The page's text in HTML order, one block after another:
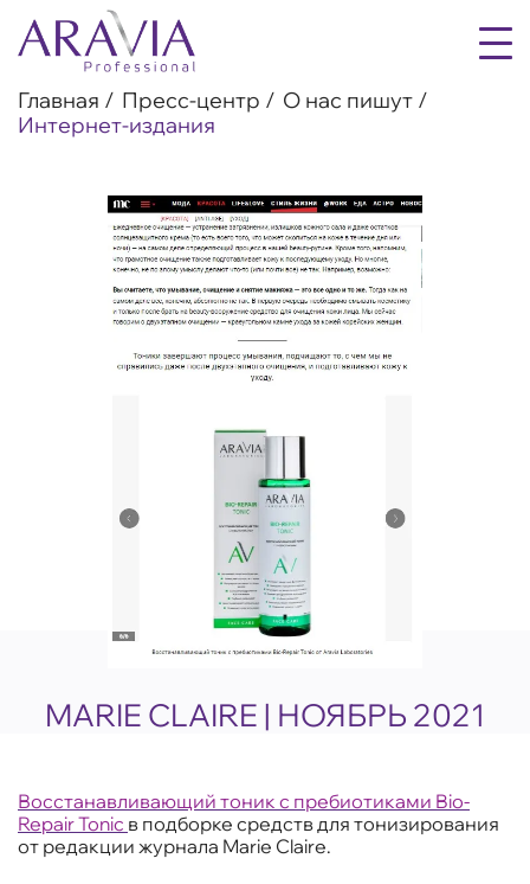
Главная Пресс-центр
О нас пишут
Интернет-издания
MARIE CLAIRE | НОЯБРЬ 2021
Восстанавливающий тоник с пребиотиками Bio-
Repair Tonic в подборке средств для тонизирования
от редакции журнала Marie Claire.